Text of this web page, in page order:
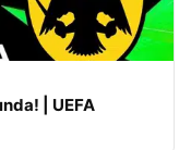
| UEFA